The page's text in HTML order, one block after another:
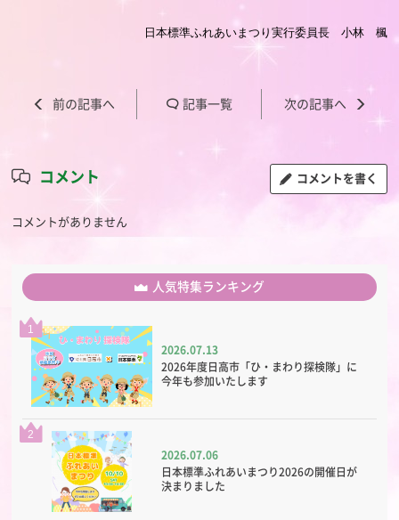
日本標準ふれあいまつり実行委員長 小林 楓
記事一覧
コメント コメントを書く
コメントがありません
人気特集ランキング
1
2026.07.13
2026年度日高市「ひ・まわり探検隊」に
今年も参加いたします
2
2026.07.06
日本標準ふれあいまつり2026の開催日が
決まりました